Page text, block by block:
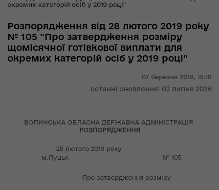
окремих категорій осіб у 2019 році"
07 березня 2019, 15:18
останні оновлення: 02 липня 2026
Розпорядження від 28 лютого 2019 року
№ 105 "Про затвердження розміру
щомісячної готівкової виплати для
окремих категорій осіб у 2019 році"
ВОЛИНСЬКА ОБЛАСНА ДЕРЖАВНА АДМІНІСТРАЦІЯ
РОЗПОРЯДЖЕННЯ
28 лютого 2019 року
м.Луцьк № 105
Про затвердження розміру